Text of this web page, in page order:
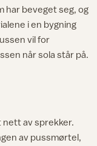
har beveget seg, og
i en bygning
vil for
når sola står på.
nett av sprekker.
av pussmørtel,